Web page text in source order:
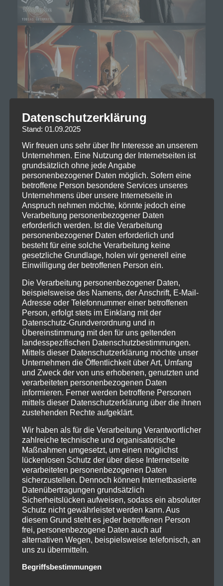
Datenschutzerklärung
Stand: 01.09.2025
Wir freuen uns sehr über Ihr Interesse an unserem
Unternehmen. Eine Nutzung der Internetseiten ist
grundsätzlich ohne jede Angabe
personenbezogener Daten möglich. Sofern eine
betroffene Person besondere Services unseres
Unternehmens über unsere Internetseite in
Anspruch nehmen möchte, könnte jedoch eine
Verarbeitung personenbezogener Daten
erforderlich werden. Ist die Verarbeitung
personenbezogener Daten erforderlich und
besteht für eine solche Verarbeitung keine
gesetzliche Grundlage, holen wir generell eine
Einwilligung der betroffenen Person ein.
Die Verarbeitung personenbezogener Daten,
beispielsweise des Namens, der Anschrift, E-Mail-
Adresse oder Telefonnummer einer betroffenen
Person, erfolgt stets im Einklang mit der
Datenschutz-Grundverordnung und in
Übereinstimmung mit den für uns geltenden
landesspezifischen Datenschutzbestimmungen.
Mittels dieser Datenschutzerklärung möchte unser
Unternehmen die Öffentlichkeit über Art, Umfang
und Zweck der von uns erhobenen, genutzten und
verarbeiteten personenbezogenen Daten
informieren. Ferner werden betroffene Personen
mittels dieser Datenschutzerklärung über die ihnen
zustehenden Rechte aufgeklärt.
Wir haben als für die Verarbeitung Verantwortlicher
zahlreiche technische und organisatorische
Maßnahmen umgesetzt, um einen möglichst
lückenlosen Schutz der über diese Internetseite
verarbeiteten personenbezogenen Daten
sicherzustellen. Dennoch können Internetbasierte
Datenübertragungen grundsätzlich
Sicherheitslücken aufweisen, sodass ein absoluter
Schutz nicht gewährleistet werden kann. Aus
diesem Grund steht es jeder betroffenen Person
frei, personenbezogene Daten auch auf
alternativen Wegen, beispielsweise telefonisch, an
uns zu übermitteln.
Begriffsbestimmungen